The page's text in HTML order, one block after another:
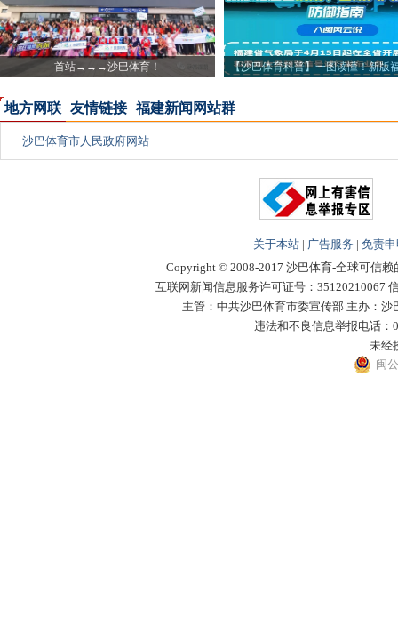
首站→→→沙巴体育！
【沙巴体育科普】一图读懂！新版
地方网联 友情链接 福建新闻网站群
沙巴体育市人民政府网站
关于本站 | 广告服务 | 免责
Copyright © 2008-2017 沙巴体育-全球可信赖
互联网新闻信息服务许可证号：35120210067
主管：中共沙巴体育市委宣传部 主办：
违法和不良信息举报电话：
未经
闽